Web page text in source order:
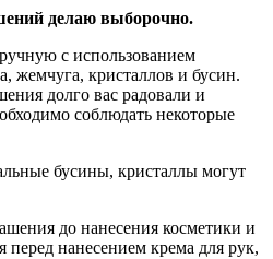
делаю выборочно.
с использованием
жемчуга, кристаллов и бусин.
долго вас радовали и
соблюдать некоторые
бусины, кристаллы могут
до нанесения косметики и
нанесением крема для рук,